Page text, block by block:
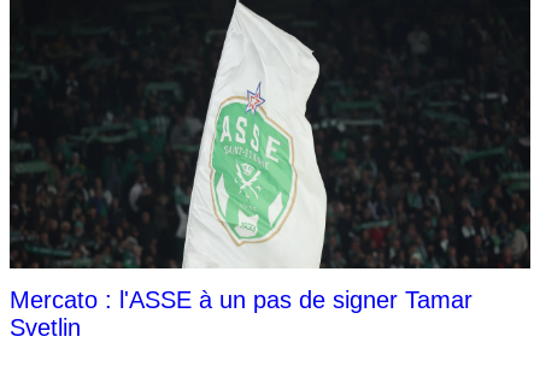
Mercato : l'ASSE à un pas de signer Tamar
Svetlin